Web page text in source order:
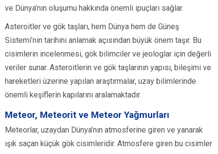
ve Dünya’nın oluşumu hakkında önemli ipuçları sağlar.
Asteroitler ve gök taşları, hem Dünya hem de Güneş
Sistemi’nin tarihini anlamak açısından büyük önem taşır. Bu
cisimlerin incelenmesi, gök bilimciler ve jeologlar için değerli
veriler sunar. Asteroitlerin ve gök taşlarının yapısı, bileşimi ve
hareketleri üzerine yapılan araştırmalar, uzay bilimlerinde
önemli keşiflerin kapılarını aralamaktadır.
Meteor, Meteorit ve Meteor Yağmurları
Meteorlar, uzaydan Dünya’nın atmosferine giren ve yanarak
ışık saçan küçük gök cisimleridir. Atmosfere giren bu cisimler